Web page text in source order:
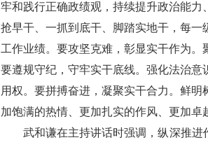
牢和践行正确政绩观，持续提升政治能
抢早干、一抓到底干、脚踏实地干，每
工作业绩。要攻坚克难，彰显实干作为
要遵规守纪，守牢实干底线。强化法治
用权。要拼搏奋进，凝聚实干合力。鲜
加饱满的热情、更加扎实的作风、更加卓
武和谦在主持讲话时强调，纵深推